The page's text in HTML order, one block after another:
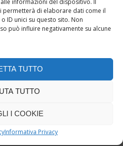
permetterà di elaborare dati come il
ID unici su questo sito. Non
può influire negativamente su alcune
TUTTO
TUTTO
I COOKIE
Informativa Privacy
Organi Collegiali
studenti,
per
linea con il
di
deve essere